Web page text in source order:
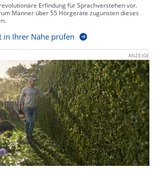
Erfindung für Sprachverstehen vor.
Männer über 55 Hörgeräte zugunsten dieses
in Ihrer Nähe prüfen
ANZEIGE